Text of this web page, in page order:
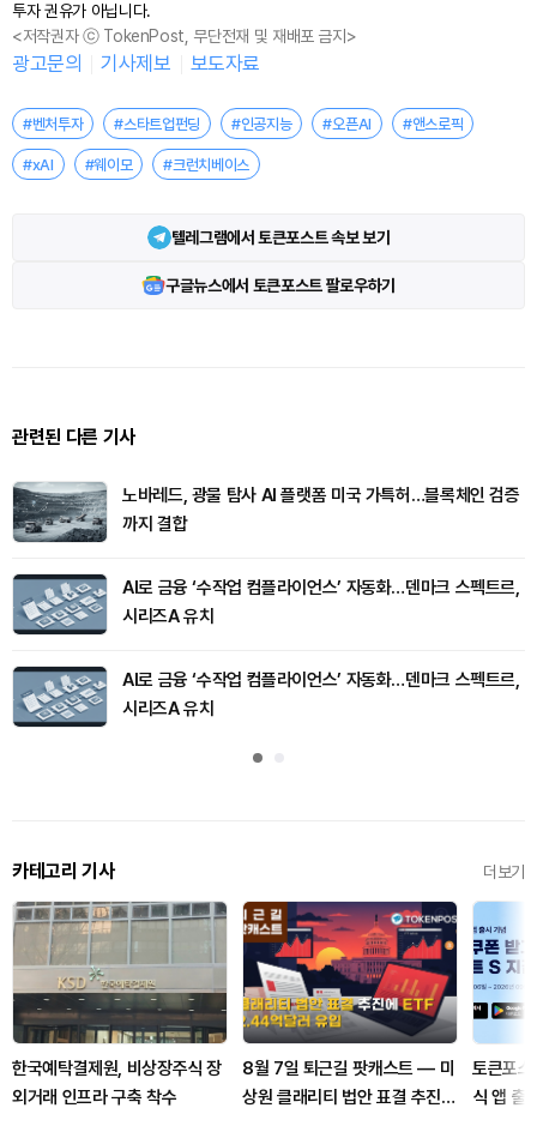
투자 권유가 아닙니다.
<저작권자 ⓒ TokenPost, 무단전재 및 재배포 금지>
광고문의 기사제보 보도자료
#벤처투자 #스타트업펀딩 #인공지능 #오픈AI #앤스로픽
#xAI #웨이모 #크런치베이스
텔레그램에서 토큰포스트 속보 보기
구글뉴스에서 토큰포스트 팔로우하기
관련된 다른 기사
노바레드, 광물 탐사 AI 플랫폼 미국 가특허…블록체인 검증
까지 결합
AI로 금융 ‘수작업 컴플라이언스’ 자동화…덴마크 스펙트르,
시리즈A 유치
AI로 금융 ‘수작업 컴플라이언스’ 자동화…덴마크 스펙트르,
시리즈A 유치
카테고리 기사 더보기
한국예탁결제원, 비상장주식 장
외거래 인프라 구축 착수
8월 7일 퇴근길 팟캐스트 — 미
상원 클래리티 법안 표결 추진…
토큰포
식 앱 출